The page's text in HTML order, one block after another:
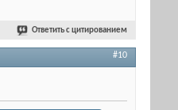
Ответить с цитированием
#10